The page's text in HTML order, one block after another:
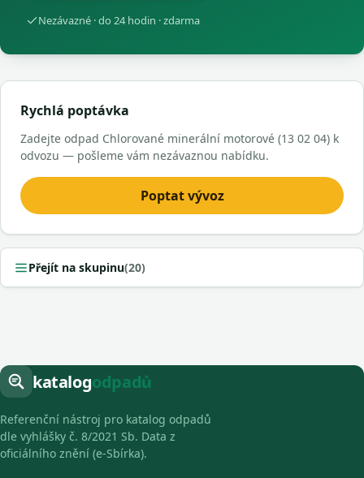
Nezávazné · do 24 hodin · zdarma
Rychlá poptávka
Zadejte odpad Chlorované minerální motorové (13 02 04) k
odvozu — pošleme vám nezávaznou nabídku.
Poptat vývoz
Přejít na skupinu(20)
katalogodpadů
Referenční nástroj pro katalog odpadů
dle vyhlášky č. 8/2021 Sb. Data z
oficiálního znění (e-Sbírka).